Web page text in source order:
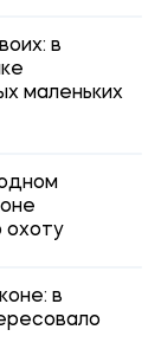
в
маленьких
охоту
в